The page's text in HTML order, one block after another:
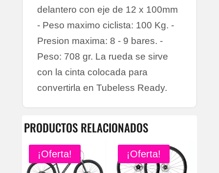
delantero con eje de 12 x 100mm
- Peso maximo ciclista: 100 Kg. -
Presion maxima: 8 - 9 bares. -
Peso: 708 gr. La rueda se sirve
con la cinta colocada para
convertirla en Tubeless Ready.
PRODUCTOS RELACIONADOS
¡Oferta! ¡Oferta!